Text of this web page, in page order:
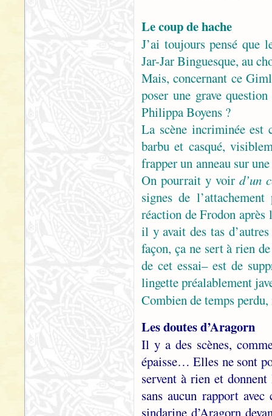
Le coup de hache
J’ai toujours pensé que
Jar-Jar Binguesque, au
Mais, concernant ce
poser une grave
Philippa Boyens ?
La scène incriminée est
barbu et casqué,
frapper un anneau sur
On pourrait y voir d’un
signes de
réaction de Frodon
il y avait des tas
façon, ça ne sert à rien
de cet essai– est de
lingette préalablement
Combien de temps
Les doutes d’Aragorn
Il y a des scènes,
épaisse… Elles ne sont
servent à rien et
sans aucun rapport
sindarine d’Aragorn